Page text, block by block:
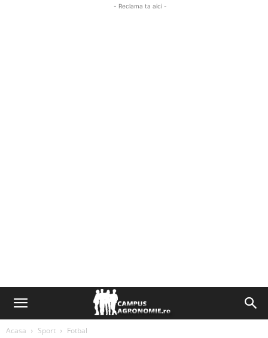
- Reclama ta aici -
Acasa Sport Fotbal